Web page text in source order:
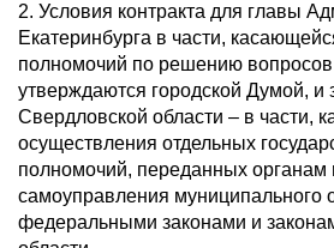
2. Условия контракта для главы
Екатеринбурга в части,
полномочий по решению вопросов
утверждаются городской Думой, и
Свердловской области – в части,
осуществления отдельных
полномочий, переданных органам
самоуправления муниципального
федеральными законами и